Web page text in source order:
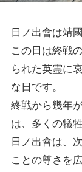
日ノ出會は靖
この日は終戦
られた英霊に
な日です。
終戦から幾年
は、多くの犠
日ノ出會は、
ことの尊さを